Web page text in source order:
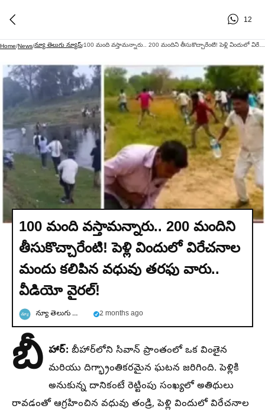
12
Home/News/న్యూ తెలుగు న్యూస్/
100 మంది వస్తామన్నారు.. 200 మందిని
తీసుకొచ్చారేంటి! పెళ్లి విందులో విరేచనాల
మందు కలిపిన వధువు తరఫు వారు..
వీడియో వైరల్!
న్యూ తెలుగు న్యూస్ 2 months ago
బీ హార్: బీహార్‌లోని సివాన్ ప్రాంతంలో ఒక వింతైన
మరియు దిగ్భ్రాంతికరమైన ఘటన జరిగింది. పెళ్లికి
అనుకున్న దానికంటే రెట్టింపు సంఖ్యలో అతిథులు
రావడంతో ఆగ్రహించిన వధువు తండ్రి, పెళ్లి విందులో విరేచనాల